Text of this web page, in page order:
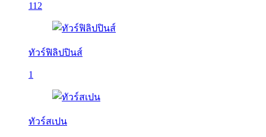
112
ทัวร์ฟิลิปปินส์
1
ทัวร์สเปน